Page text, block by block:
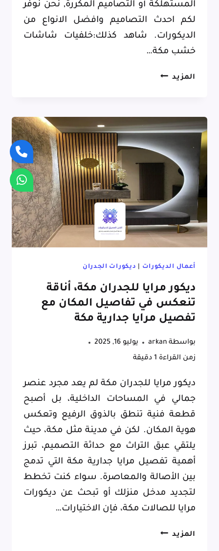
المستهلكة أو التصاميم المكررة, نحن نوفر
لكم احدث التصاميم وافضل الانواع من
الديكورات. شاهد كذلك:خلفيات شاشات
خشب مكة…
المزيدديكورات
أناقة
تعبر
عنك
أعمال الديكورات ديكورات الجدران
ديكور مرايا للجدران مكة، أناقة
تنعكس في تفاصيل المكان مع
تفصيل مرايا جدارية مكة
بواسطة arkan
يوليو 16, 2025
زمن القراءة
دقيقة
ديكور مرايا للجدران مكة لم يعد مجرد عنصر
جمالي في المساحات الداخلية، بل أصبح
قطعة فنية تنطق بالذوق الرفيع وتعكس
هوية المكان. لكن في مدينة مثل مكة، حيث
يلتقي عبق التراث مع حداثة التصميم، تبرز
أهمية تفصيل مرايا جدارية مكة التي تدمج
بين الأصالة والمعاصرة. سواء كنت تخطط
لتجديد مدخل منزلك أو تبحث عن ديكورات
مرايا للصالات مكة، فإن الاختيارات…
المزيدديكور